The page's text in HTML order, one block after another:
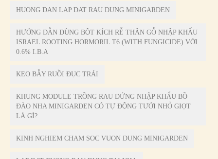
HUONG DAN LAP DAT RAU DUNG MINIGARDEN
HƯỚNG DẪN DÙNG BỘT KÍCH RỄ THÂN GỖ NHẬP KHẨU
ISRAEL ROOTING HORMORIL T6 (WITH FUNGICIDE) VỚI
0.6% I.B.A
KEO BẪY RUỒI ĐỤC TRÁI
KHUNG MODULE TRỒNG RAU ĐỨNG NHẬP KHẨU BỒ
ĐÀO NHA MINIGARDEN CÓ TỰ ĐỘNG TƯỚI NHỎ GIỌT
LÀ GÌ?
KINH NGHIEM CHAM SOC VUON DUNG MINIGARDEN